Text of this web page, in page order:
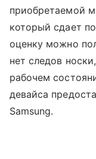
приобретаемой
который сдает
оценку можно
нет следов
рабочем
девайса
Samsung.